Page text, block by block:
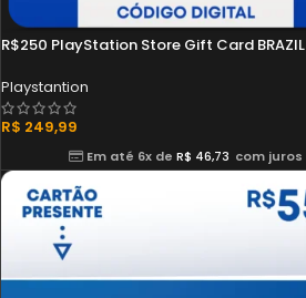
R$250 PlayStation Store Gift Card BRAZIL
Playstantion
R$ 249,99
Em até 6x deR$ 46,73 com juros